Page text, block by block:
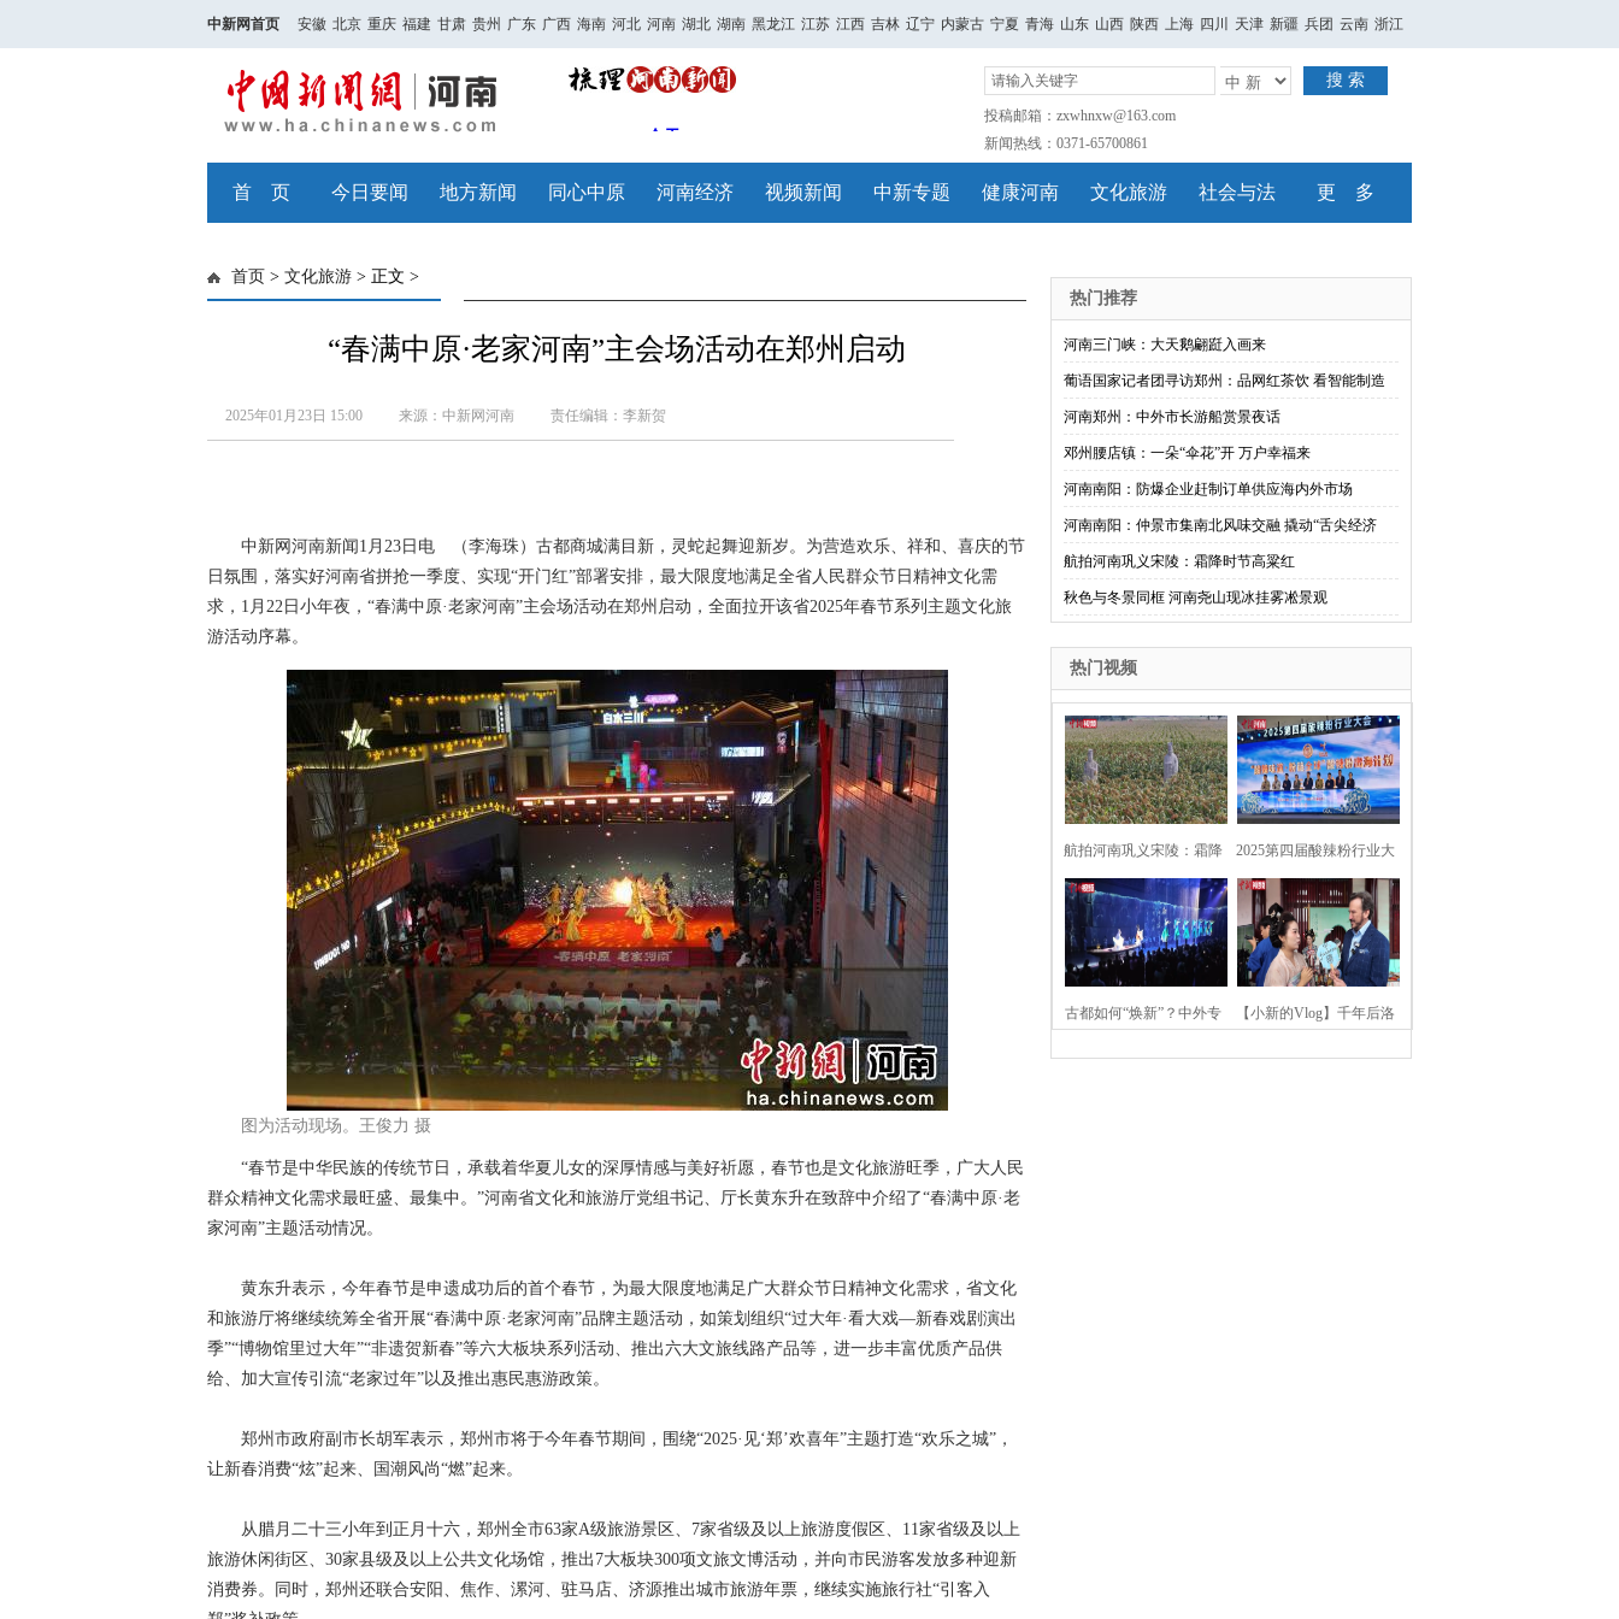
中新网首页 安徽 北京 重庆 福建 甘肃 贵州 广东 广西 海南 河北 河南 湖北 湖南 黑龙江 江苏 江西 吉林 辽宁 内蒙古 宁夏 青海 山东 山西 陕西 上海 四川 天津 新疆 兵团 云南 浙江
搜 索
投稿邮箱：zxwhnxw@163.com
新闻热线：0371-65700861
首 页 今日要闻 地方新闻 同心中原 河南经济 视频新闻 中新专题 健康河南 文化旅游 社会与法 更 多
首页 > 文化旅游 > 正文 >
“春满中原·老家河南”主会场活动在郑州启动
2025年01月23日 15:00 来源：中新网河南 责任编辑：李新贺
中新网河南新闻1月23日电 （李海珠）古都商城满目新，灵蛇起舞迎新岁。为营造欢乐、祥和、喜庆的节
日氛围，落实好河南省拼抢一季度、实现“开门红”部署安排，最大限度地满足全省人民群众节日精神文化需
求，1月22日小年夜，“春满中原·老家河南”主会场活动在郑州启动，全面拉开该省2025年春节系列主题文化旅
游活动序幕。
图为活动现场。王俊力 摄
“春节是中华民族的传统节日，承载着华夏儿女的深厚情感与美好祈愿，春节也是文化旅游旺季，广大人民
群众精神文化需求最旺盛、最集中。”河南省文化和旅游厅党组书记、厅长黄东升在致辞中介绍了“春满中原·老
家河南”主题活动情况。
黄东升表示，今年春节是申遗成功后的首个春节，为最大限度地满足广大群众节日精神文化需求，省文化
和旅游厅将继续统筹全省开展“春满中原·老家河南”品牌主题活动，如策划组织“过大年·看大戏—新春戏剧演出
季”“博物馆里过大年”“非遗贺新春”等六大板块系列活动、推出六大文旅线路产品等，进一步丰富优质产品供
给、加大宣传引流“老家过年”以及推出惠民惠游政策。
郑州市政府副市长胡军表示，郑州市将于今年春节期间，围绕“2025·见‘郑’欢喜年”主题打造“欢乐之城”，
让新春消费“炫”起来、国潮风尚“燃”起来。
从腊月二十三小年到正月十六，郑州全市63家A级旅游景区、7家省级及以上旅游度假区、11家省级及以上
旅游休闲街区、30家县级及以上公共文化场馆，推出7大板块300项文旅文博活动，并向市民游客发放多种迎新
消费券。同时，郑州还联合安阳、焦作、漯河、驻马店、济源推出城市旅游年票，继续实施旅行社“引客入
热门推荐
河南三门峡：大天鹅翩跹入画来
葡语国家记者团寻访郑州：品网红茶饮 看智能制造
河南郑州：中外市长游船赏景夜话
邓州腰店镇：一朵“伞花”开 万户幸福来
河南南阳：防爆企业赶制订单供应海内外市场
河南南阳：仲景市集南北风味交融 撬动“舌尖经济
航拍河南巩义宋陵：霜降时节高粱红
秋色与冬景同框 河南尧山现冰挂雾凇景观
热门视频
航拍河南巩义宋陵：霜降
时节高粱红
2025第四届酸辣粉行业大
会在河南开封举行
古都如何“焕新”？中外专 【小新的Vlog】千年后洛